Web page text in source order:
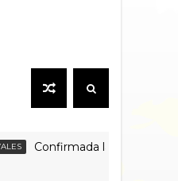
la grilla por día y